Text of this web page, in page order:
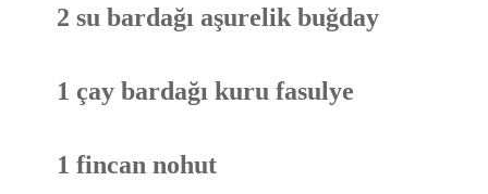
2 su bardağı aşurelik buğday
1 çay bardağı kuru fasulye
1 fincan nohut